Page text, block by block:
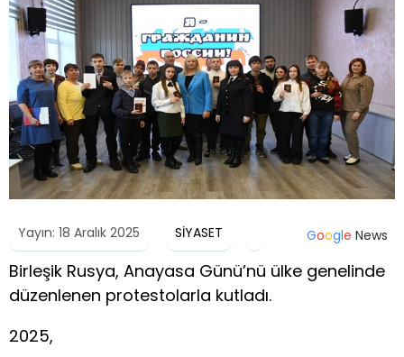
Yayın: 18 Aralık 2025 SİYASET Google News
Birleşik Rusya, Anayasa Günü’nü ülke genelinde
düzenlenen protestolarla kutladı.
2025,